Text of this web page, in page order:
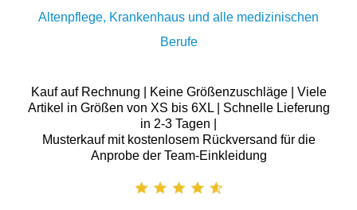
Altenpflege, Krankenhaus und alle medizinischen
Berufe
Kauf auf Rechnung | Keine Größenzuschläge | Viele
Artikel in Größen von XS bis 6XL | Schnelle Lieferung
in 2-3 Tagen |
Musterkauf mit kostenlosem Rückversand für die
Anprobe der Team-Einkleidung